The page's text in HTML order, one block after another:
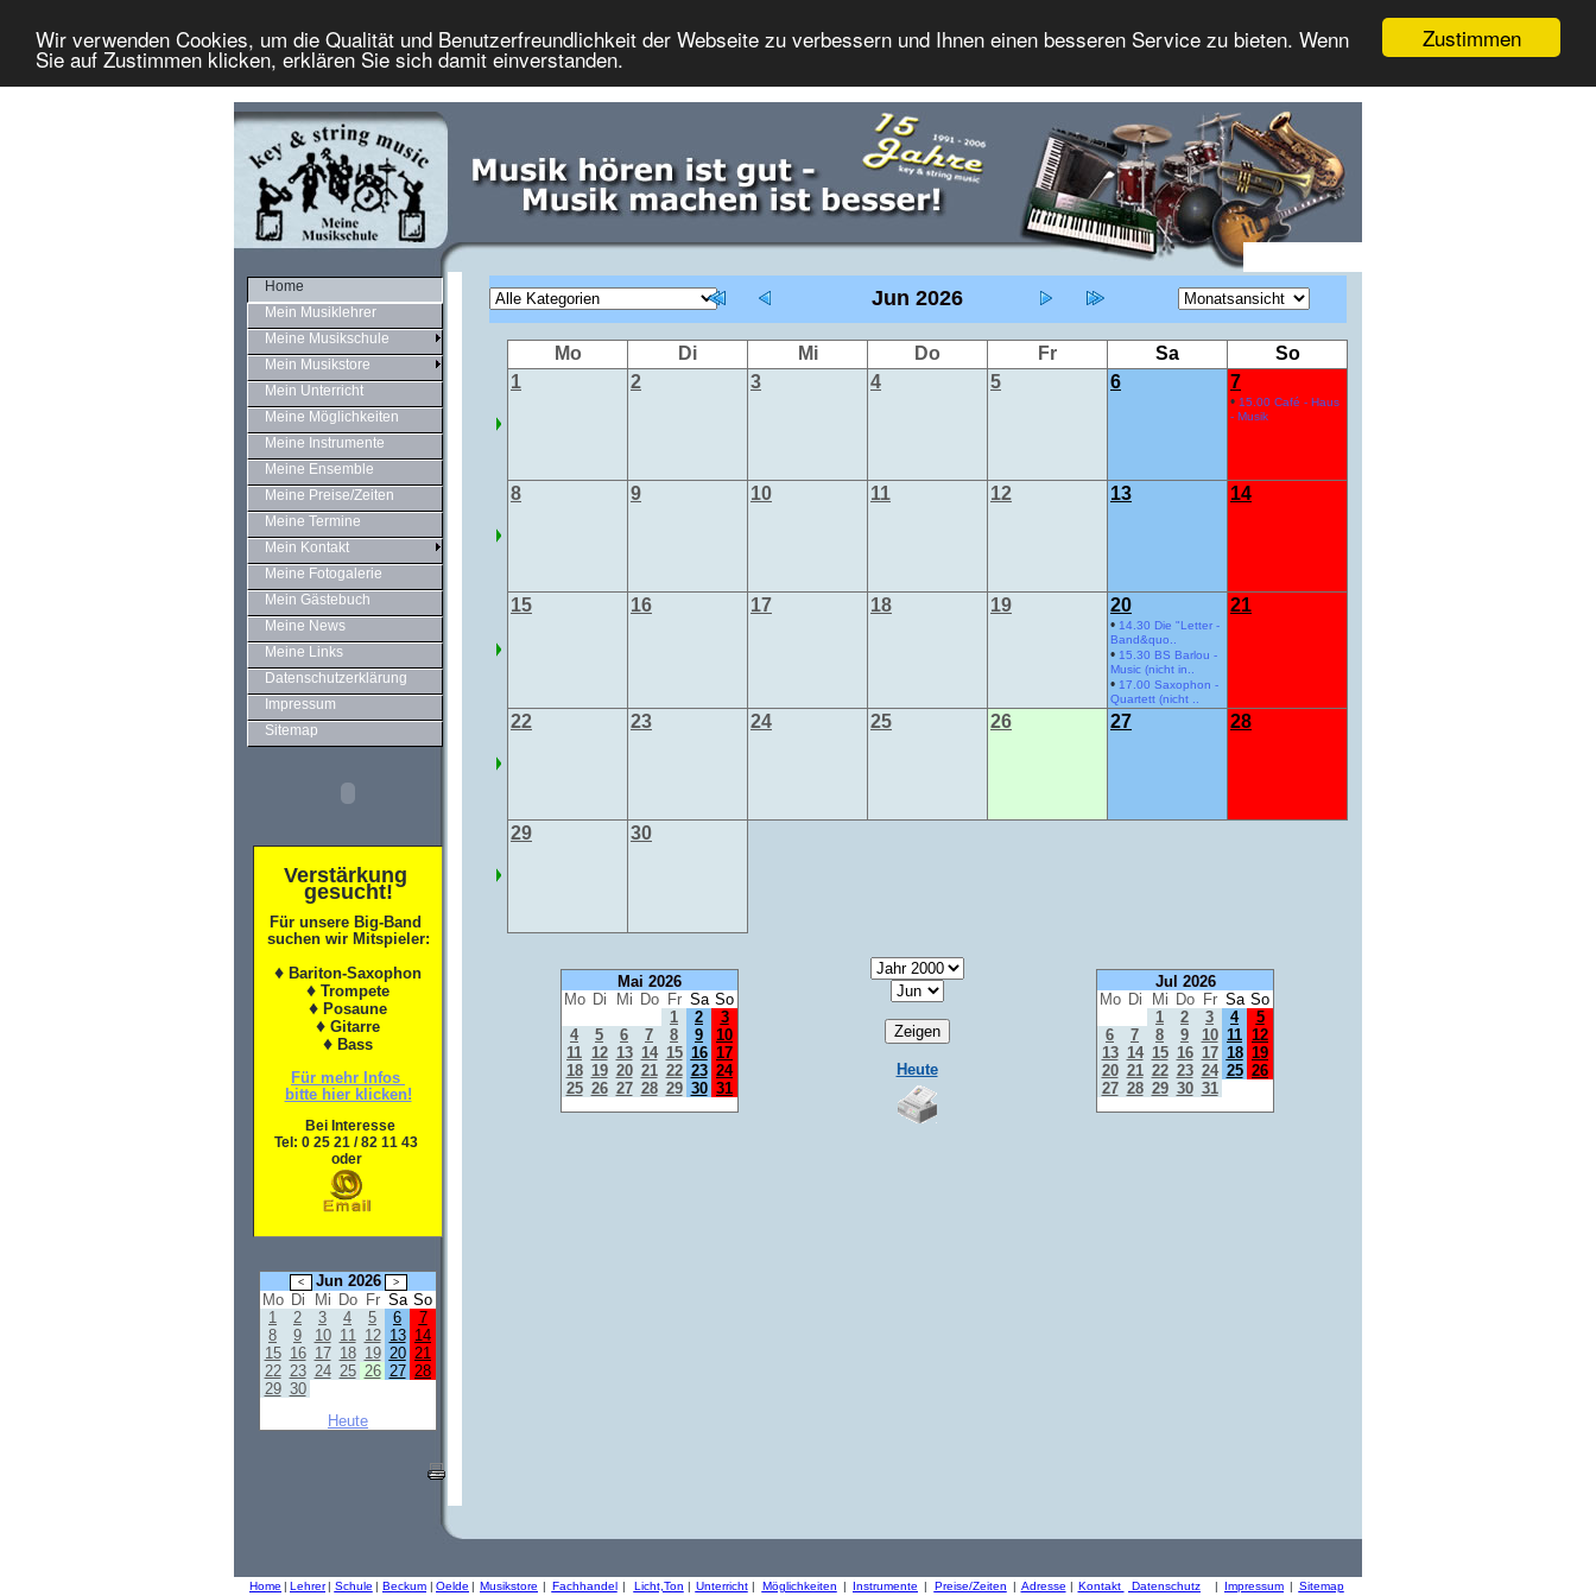
Zustimmen
Wir verwenden Cookies, um die Qualität und Benutzerfreundlichkeit der Webseite zu verbessern und Ihnen einen besseren Service zu bieten. Wenn
Sie auf Zustimmen klicken, erklären Sie sich damit einverstanden.
Home
Mein Musiklehrer
Meine Musikschule
Mein Musikstore
Mein Unterricht
Meine Möglichkeiten
Meine Instrumente
Meine Ensemble
Meine Preise/Zeiten
Meine Termine
Mein Kontakt
Meine Fotogalerie
Mein Gästebuch
Meine News
Meine Links
Datenschutzerklärung
Impressum
Sitemap
Verstärkung
gesucht!
Für unsere Big-Band
suchen wir Mitspieler:
♦ Bariton-Saxophon
♦ Trompete
♦ Posaune
♦ Gitarre
♦ Bass
Für mehr Infos
bitte hier klicken!
Bei Interesse
Tel: 0 25 21 / 82 11 43
oder
Jun 2026
Mo Di Mi Do Fr Sa So
1
2 3 4 5 6
7
8
9 10 11 12 13 14
15 16 17 18 19 20 21
22 23 24 25 26 27 28
29 30
Heute
Jun 2026
Mo Di Mi Do Fr Sa
So
1
2 3 4 5 6 7
• 15.00 Café - Haus
- Musik
8 9 10 11 12 13 14
15 16 17 18 19 20
• 14.30 Die "Letter -
Band&quo..
• 15.30 BS Barlou -
Music (nicht in..
• 17.00 Saxophon -
Quartett (nicht ..
21
22 23 24 25 26 27 28
29 30
Mai 2026
Mo Di Mi Do Fr Sa So
1
2
3
4
5 6 7 8 9
10
11 12 13 14 15 16 17
18 19 20 21 22 23 24
25 26 27 28 29 30 31
Heute
Jul 2026
Mo Di Mi Do Fr Sa So
1
2 3 4
5
6
7 8 9 10 11 12
13 14 15 16 17 18 19
20 21 22 23 24 25 26
27 28 29 30 31
Home | Lehrer| Schule | Beckum | Oelde | Musikstore | Fachhandel | Licht,Ton | Unterricht | Möglichkeiten | Instrumente | Preise/Zeiten | Adresse | Kontakt Datenschutz | Impressum | Sitemap